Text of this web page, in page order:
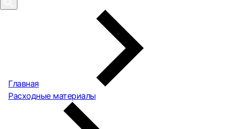
Главная
Расходные материалы